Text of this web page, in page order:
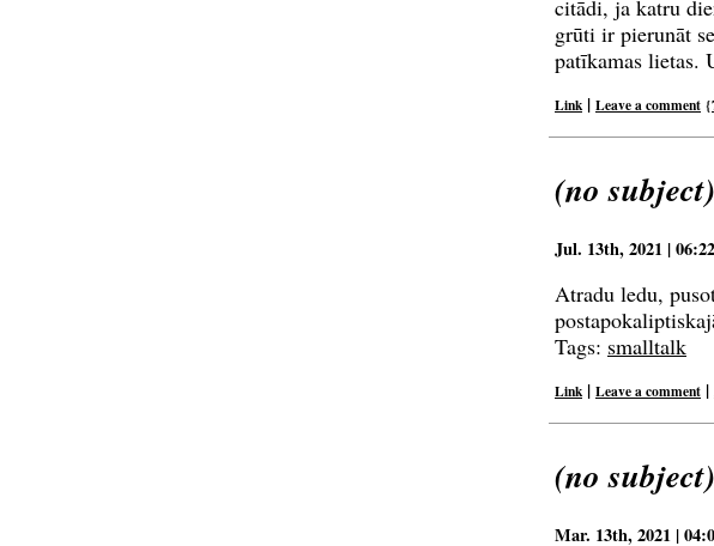
citādi, ja katru
grūti ir pierunāt
patīkamas lietas.
Link | Leave a comment
(no subject)
Jul. 13th, 2021 |
Atradu ledu,
Tags: smalltalk
Link | Leave a comment |
(no subject)
Mar. 13th, 2021 |